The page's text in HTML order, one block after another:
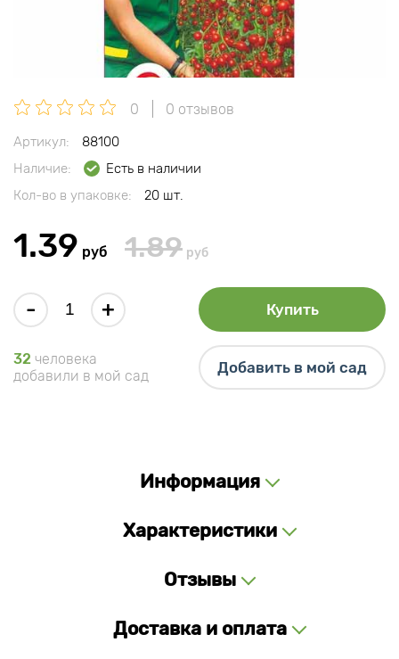
0 0 отзывов
Артикул:
88100
Наличие:
Есть в наличии
Кол-во в упаковке:
20 шт.
1.39 руб 1.89 руб
- + Купить
32 человека
добавили в мой сад
Добавить в мой сад
Информация
Характеристики
Отзывы
Доставка и оплата